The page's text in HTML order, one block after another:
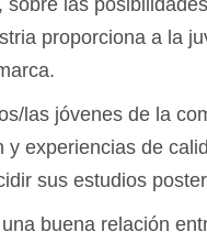
sobre las
proporciona a la
las jóvenes de la
y experiencias de
sus estudios
buena relación